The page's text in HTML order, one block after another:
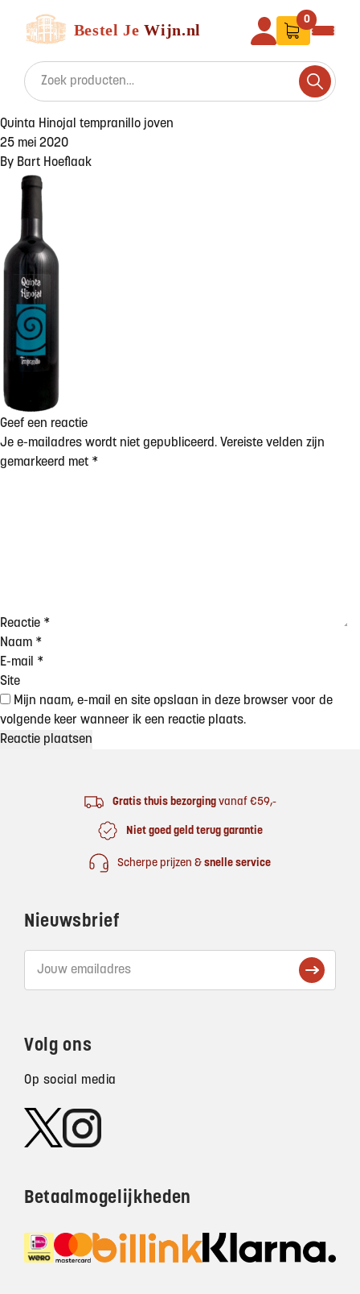
Search for:
Search
0
Quinta Hinojal tempranillo joven
25 mei 2020
By Bart Hoeflaak
Geef een reactie
Je e-mailadres wordt niet gepubliceerd. Vereiste velden zijn
gemarkeerd met *
Reactie *
Naam *
E-mail *
Site
Mijn naam, e-mail en site opslaan in deze browser voor de
volgende keer wanneer ik een reactie plaats.
Gratis thuis bezorgingvanaf €59,-
Niet goed geld terug garantie
Scherpe prijzen & snelle service
Nieuwsbrief
Volg ons
Op social media
Betaalmogelijkheden